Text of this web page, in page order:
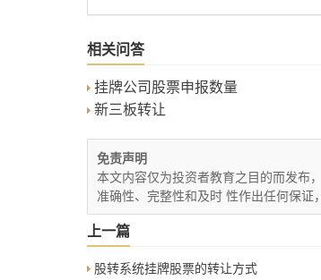
相关问答
挂牌公司股票申报数量
新三板转让
免责声明
本文内容仅为投资者教育之目的而发布
准确性、完整性和及时 性作出任何保证
上一篇
股转系统挂牌股票的转让方式